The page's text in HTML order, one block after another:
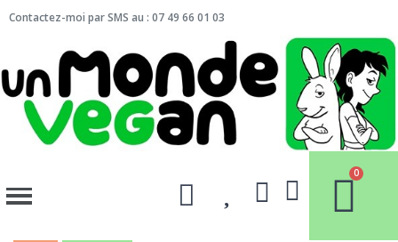
Contactez-moi par SMS au : 07 49 66 01 03